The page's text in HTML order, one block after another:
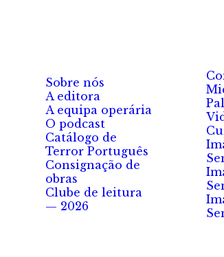
Sobre nós
A editora
A equipa operária
O podcast
Catálogo de
Terror Português
Consignação de
obras
Clube de leitura
— 2026